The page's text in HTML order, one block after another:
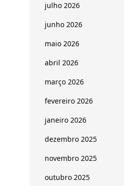
julho 2026
junho 2026
maio 2026
abril 2026
março 2026
fevereiro 2026
janeiro 2026
dezembro 2025
novembro 2025
outubro 2025